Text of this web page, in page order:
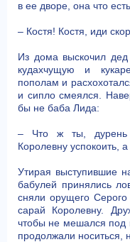
в ее дворе, она что
– Костя! Костя, иди
Из дома выскочил
кудахчущую и
пополам и
и сипло смеялся.
бы не баба Лида:
– Что ж ты, дурень
Королевну успокоить,
Утирая выступившие
бабулей принялись
сняли орущего
сарай Королевну.
чтобы не мешался под
продолжали носиться,